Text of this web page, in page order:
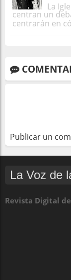
La
centran un
centrarán en
Publicar un
La Voz de
Revista Digital